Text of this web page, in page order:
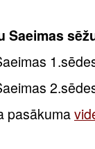
Saeimas
pasākuma